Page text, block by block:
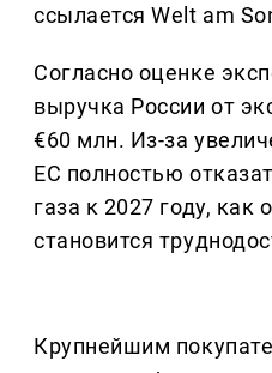
ссылается Welt am
Согласно оценке
выручка России от
€60 млн. Из-за
ЕС полностью
газа к 2027 году, как
становится
Крупнейшим